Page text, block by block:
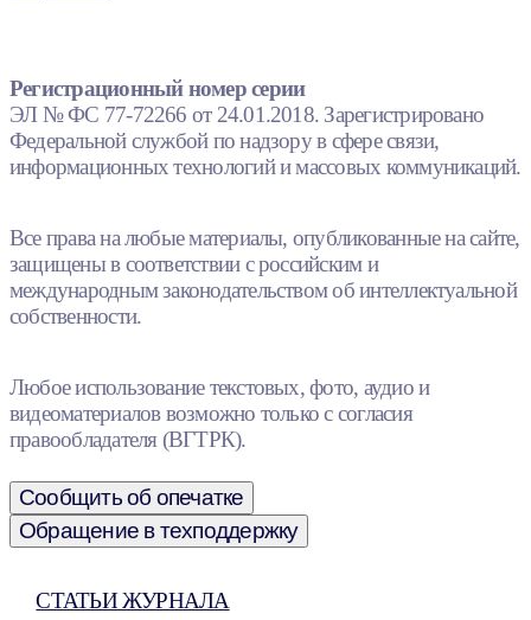
Регистрационный номер серии
ЭЛ № ФС 77-72266 от 24.01.2018. Зарегистрировано
Федеральной службой по надзору в сфере связи,
информационных технологий и массовых коммуникаций.
Все права на любые материалы, опубликованные на сайте,
защищены в соответствии с российским и
международным законодательством об интеллектуальной
собственности.
Любое использование текстовых, фото, аудио и
видеоматериалов возможно только с согласия
правообладателя (ВГТРК).
Сообщить об опечатке
Обращение в техподдержку
СТАТЬИ ЖУРНАЛА